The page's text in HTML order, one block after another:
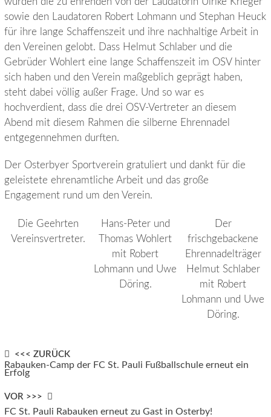
sowie den Laudatoren Robert Lohmann und Stephan Heuck
für ihre lange Schaffenszeit und ihre nachhaltige Arbeit in
den Vereinen gelobt. Dass Helmut Schlaber und die
Gebrüder Wohlert eine lange Schaffenszeit im OSV hinter
sich haben und den Verein maßgeblich geprägt haben,
steht dabei völlig außer Frage. Und so war es
hochverdient, dass die drei OSV-Vertreter an diesem
Abend mit diesem Rahmen die silberne Ehrennadel
entgegennehmen durften.
Der Osterbyer Sportverein gratuliert und dankt für die
geleistete ehrenamtliche Arbeit und das große
Engagement rund um den Verein.
Die Geehrten
Vereinsvertreter.
Hans-Peter und
Thomas Wohlert
mit Robert
Lohmann und Uwe
Döring.
Der
frischgebackene
Ehrennadelträger
Helmut Schlaber
mit Robert
Lohmann und Uwe
Döring.
Post
navigation
<<< ZURÜCK
Rabauken-Camp der FC St. Pauli Fußballschule erneut ein
Erfolg
VOR >>>
FC St. Pauli Rabauken erneut zu Gast in Osterby!